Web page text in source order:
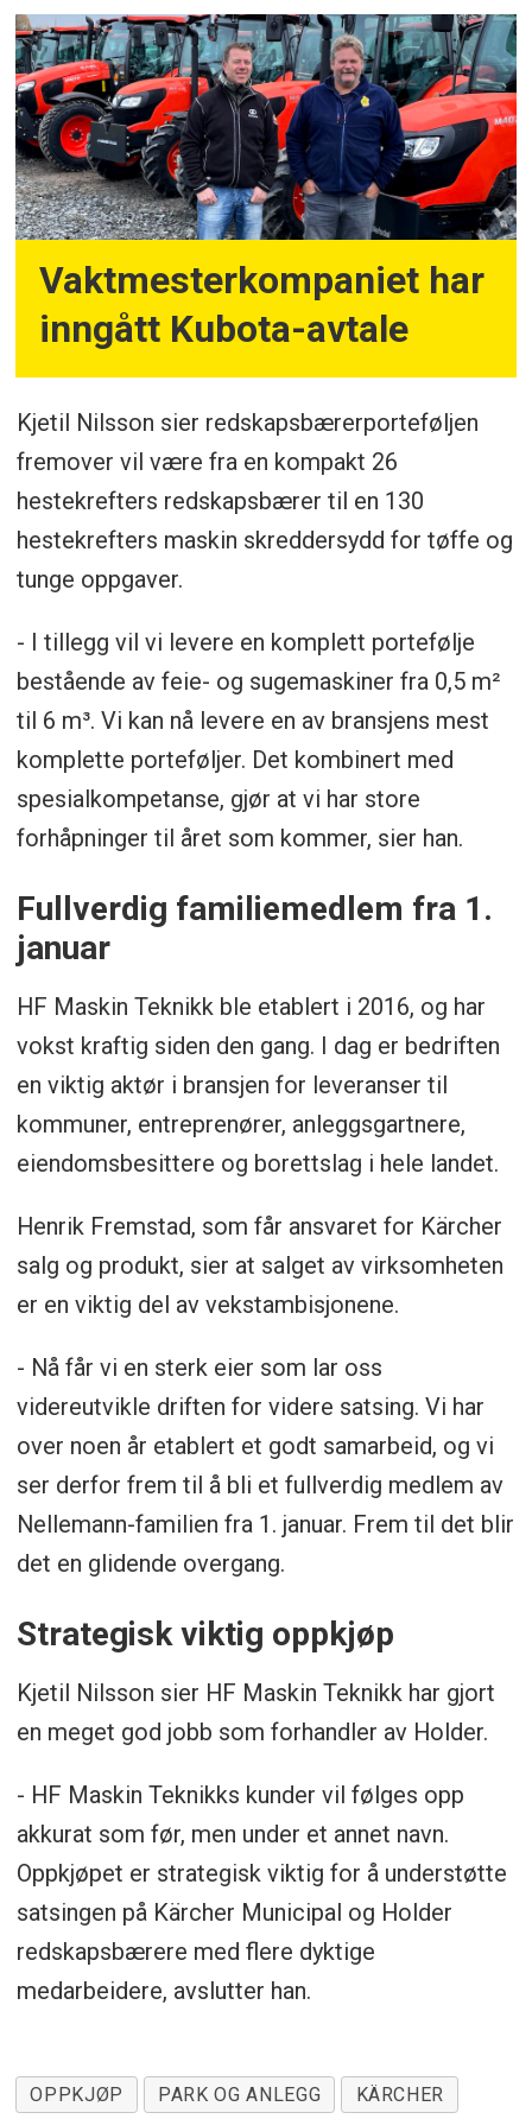
Vaktmesterkompaniet har
inngått Kubota-avtale
Kjetil Nilsson sier redskapsbærerporteføljen
fremover vil være fra en kompakt 26
hestekrefters redskapsbærer til en 130
hestekrefters maskin skreddersydd for tøffe og
tunge oppgaver.
- I tillegg vil vi levere en komplett portefølje
bestående av feie- og sugemaskiner fra 0,5 m²
til 6 m³. Vi kan nå levere en av bransjens mest
komplette porteføljer. Det kombinert med
spesialkompetanse, gjør at vi har store
forhåpninger til året som kommer, sier han.
Fullverdig familiemedlem fra 1.
januar
HF Maskin Teknikk ble etablert i 2016, og har
vokst kraftig siden den gang. I dag er bedriften
en viktig aktør i bransjen for leveranser til
kommuner, entreprenører, anleggsgartnere,
eiendomsbesittere og borettslag i hele landet.
Henrik Fremstad, som får ansvaret for Kärcher
salg og produkt, sier at salget av virksomheten
er en viktig del av vekstambisjonene.
- Nå får vi en sterk eier som lar oss
videreutvikle driften for videre satsing. Vi har
over noen år etablert et godt samarbeid, og vi
ser derfor frem til å bli et fullverdig medlem av
Nellemann-familien fra 1. januar. Frem til det blir
det en glidende overgang.
Strategisk viktig oppkjøp
Kjetil Nilsson sier HF Maskin Teknikk har gjort
en meget god jobb som forhandler av Holder.
- HF Maskin Teknikks kunder vil følges opp
akkurat som før, men under et annet navn.
Oppkjøpet er strategisk viktig for å understøtte
satsingen på Kärcher Municipal og Holder
redskapsbærere med flere dyktige
medarbeidere, avslutter han.
OPPKJØP PARK OG ANLEGG KÄRCHER